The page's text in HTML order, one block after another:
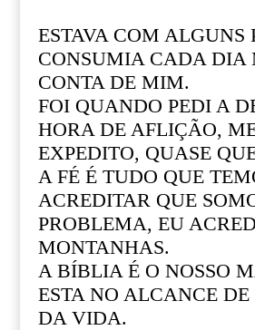
ESTAVA COM
CONSUMIA CADA DIA
CONTA DE MIM.
FOI QUANDO PEDI A
HORA DE AFLIÇÃO,
EXPEDITO, QUASE
A FÉ É TUDO QUE
ACREDITAR QUE
PROBLEMA, EU
MONTANHAS.
A BÍBLIA É O NOSSO
ESTA NO ALCANCE
DA VIDA.